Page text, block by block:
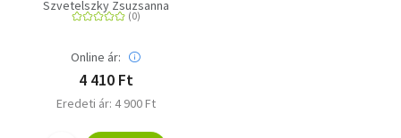
társadalmunkat
Szvetelszky Zsuzsanna
Online ár:
4 410 Ft
Eredeti ár: 4 900 Ft